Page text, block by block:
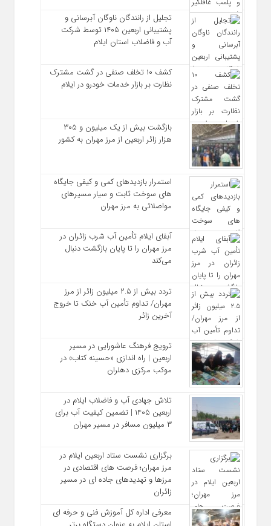
تجلیل از رانندگان ناوگان آبرسانی و
پشتیبانی اربعین ۱۴۰۵ توسط شرکت
آب و فاضلاب استان ایلام
کشف ۱۰ تخلف صنفی در گشت مشترک
نظارت بر بازار خدمات خودرو در ایلام
بازگشت بیش از یک میلیون و ۳۰۵
هزار زائر اربعین از مرز مهران به کشور
استمرار بازدیدهای کمی و کیفی جایگاه‌
های سوخت ثابت و سیار مسیرهای
مواصلاتی به مرز مهران
آبفای ایلام تأمین آب شرب زائران در
مرز مهران را تا پایان بازگشت دنبال
می‌کند
تردد بیش از ۲.۵ میلیون زائر از مرز
مهران/ تداوم تأمین آب خنک تا خروج
آخرین زائر
ترویج فرهنگ عاشورایی در مسیر
اربعین | راه‌ اندازی «حسینه کتاب» در
موکب مرکزی دهلران
تلاش جهادی آب و فاضلاب ایلام در
اربعین ۱۴۰۵ | تضمین کیفیت آب برای
۳ میلیون مسافر در مسیر مهران
برگزاری نشست ستاد اربعین ایلام در
مرز مهران؛ فرصت‌ های اقتصادی در
مرزها و تهدیدهای جاده‌ ای در مسیر
زائران
معرفی اداره کل آموزش فنی و حرفه‌ ای